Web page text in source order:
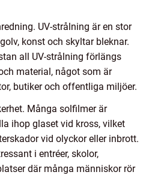
UV-strålning är en stor
konst och skyltar bleknar.
all UV-strålning förlängs
material, något som är
butiker och offentliga miljöer.
Många solfilmer är
ihop glaset vid kross, vilket
vid olyckor eller inbrott.
i entréer, skolor,
där många människor rör